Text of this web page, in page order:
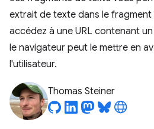
extrait de texte dans le fragment
accédez à une URL contenant
le navigateur peut le mettre en
l'utilisateur.
Thomas Steiner